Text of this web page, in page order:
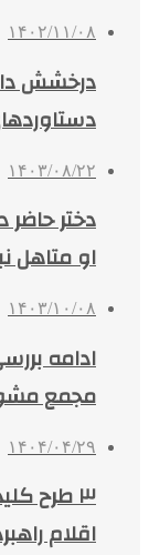
۱۴۰۲/۱۱/۰۸
درخشش
۱۴۰۳/۰۸/۲۲
دختر
او متاهل
۱۴۰۳/۱۰/۰۸
مجمع
۱۴۰۴/۰۴/۲۹
۳ طرح
اقلام